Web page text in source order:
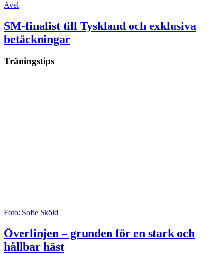
Avel
SM-finalist till Tyskland och exklusiva
betäckningar
Träningstips
Foto: Sofie Sköld
Överlinjen – grunden för en stark och
hållbar häst